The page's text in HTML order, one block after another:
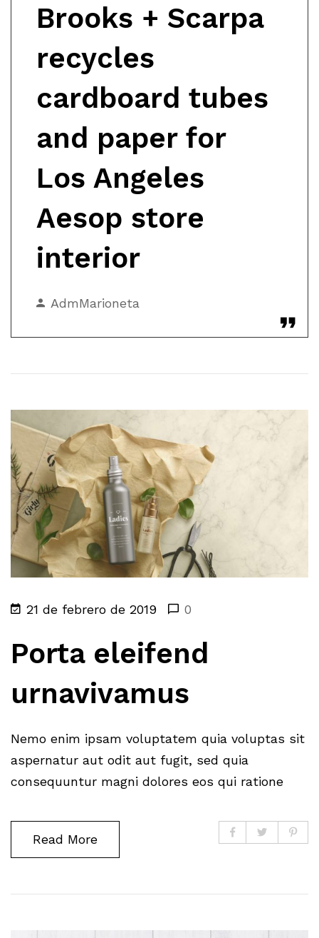
Brooks + Scarpa
recycles
cardboard tubes
and paper for
Los Angeles
Aesop store
interior
AdmMarioneta
21 de febrero de 2019 0
Porta eleifend
urnavivamus
Nemo enim ipsam voluptatem quia voluptas sit
aspernatur aut odit aut fugit, sed quia
consequuntur magni dolores eos qui ratione
Read More